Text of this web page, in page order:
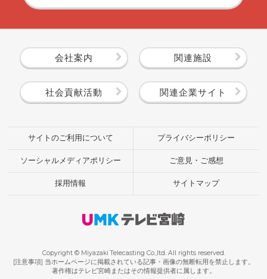
会社案内 関連施設
社会貢献活動 関連企業サイト
サイトのご利用について プライバシーポリシー
ソーシャルメディアポリシー ご意見・ご感想
採用情報 サイトマップ
Copyright © Miyazaki Telecasting Co.,ltd. All rights reserved.
[注意事項] 当ホームページに掲載されている記事・画像の無断転用を禁止します。
著作権はテレビ宮崎またはその情報提供者に属します。